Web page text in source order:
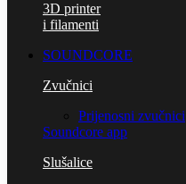
3D printer
i filamenti
SOUNDCORE
Zvučnici
Prijenosni zvučnici
Soundcore app
Slušalice